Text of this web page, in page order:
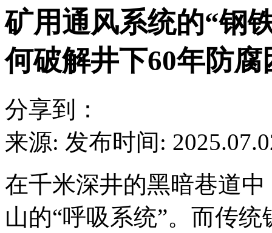
矿用通风系统的“钢
何破解井下60年防腐
分享到：
来源: 发布时间:
在千米深井的黑暗巷道
山的“呼吸系统”。而传